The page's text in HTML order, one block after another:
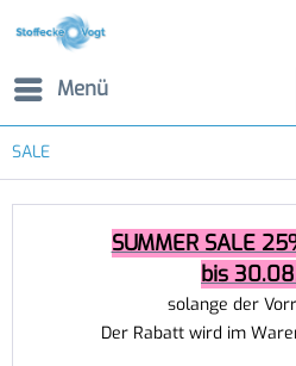
Menü
SALE
SUMMER SALE
bis
solange der
Der Rabatt wird im